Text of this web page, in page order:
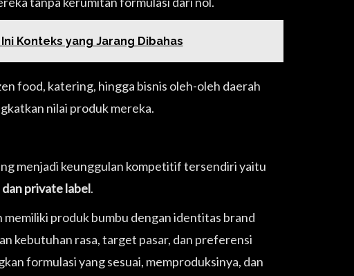
Konteks yang Jarang Dibahas
food, katering, hingga bisnis oleh-oleh daerah
nilai produk mereka.
menjadi keunggulan kompetitif tersendiri yaitu
dan private label.
memiliki produk bumbu dengan identitas brand
kebutuhan rasa, target pasar, dan preferensi
formulasi yang sesuai, memproduksinya, dan